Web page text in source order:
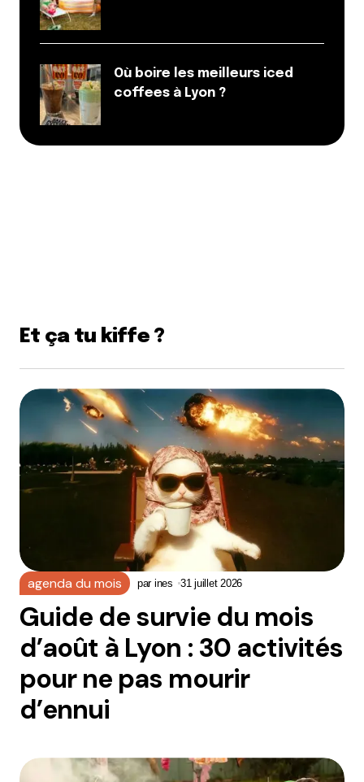
Où boire les meilleurs iced
coffees à Lyon ?
Et ça tu kiffe ?
agenda du mois par ines 31 juillet 2026
Guide de survie du mois
d’août à Lyon : 30 activités
pour ne pas mourir
d’ennui